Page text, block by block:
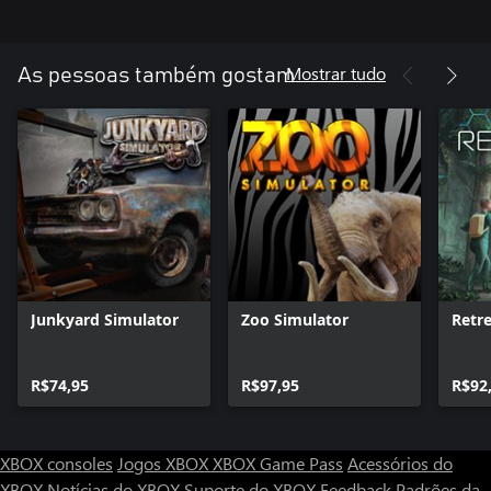
As pessoas também gostamMostrar tudo
Junkyard Simulator
R$74,95
Zoo Simulator
R$97,95
XBOX consoles Jogos XBOXXBOX Game Pass Acessórios do